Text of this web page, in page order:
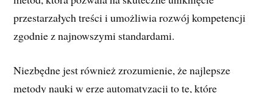
przestarzałych treści i umożliwia rozwój kompetencji
zgodnie z najnowszymi standardami.
Niezbędne jest również zrozumienie, że najlepsze
metody nauki w erze automatyzacji to te, które